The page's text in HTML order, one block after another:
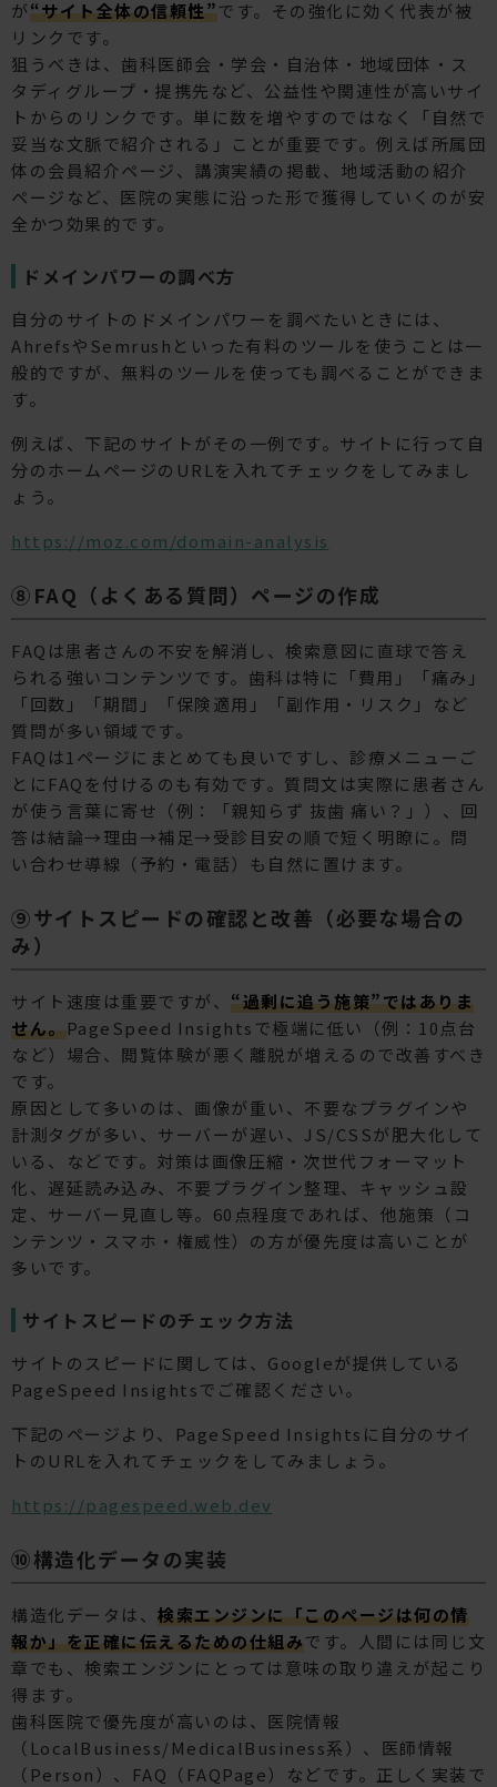
際、いま... もっと読む »
が“サイト全体の信頼性”です。その強化に効く代表が被
リンクです。
狙うべきは、歯科医師会・学会・自治体・地域団体・ス
タディグループ・提携先など、公益性や関連性が高いサイ
トからのリンクです。単に数を増やすのではなく「自然で
妥当な文脈で紹介される」ことが重要です。例えば所属団
体の会員紹介ページ、講演実績の掲載、地域活動の紹介
ページなど、医院の実態に沿った形で獲得していくのが安
全かつ効果的です。
ドメインパワーの調べ方
自分のサイトのドメインパワーを調べたいときには、
AhrefsやSemrushといった有料のツールを使うことは一
般的ですが、無料のツールを使っても調べることができま
す。
例えば、下記のサイトがその一例です。サイトに行って自
分のホームページのURLを入れてチェックをしてみまし
ょう。
https://moz.com/domain-analysis
⑧FAQ（よくある質問）ページの作成
FAQは患者さんの不安を解消し、検索意図に直球で答え
られる強いコンテンツです。歯科は特に「費用」「痛み」
「回数」「期間」「保険適用」「副作用・リスク」など
質問が多い領域です。
FAQは1ページにまとめても良いですし、診療メニューご
とにFAQを付けるのも有効です。質問文は実際に患者さん
が使う言葉に寄せ（例：「親知らず 抜歯 痛い？」）、回
答は結論→理由→補足→受診目安の順で短く明瞭に。問
い合わせ導線（予約・電話）も自然に置けます。
⑨サイトスピードの確認と改善（必要な場合の
み）
サイト速度は重要ですが、 “過剰に追う施策”ではありま
せん。PageSpeed Insightsで極端に低い（例：10点台
など）場合、閲覧体験が悪く離脱が増えるので改善すべき
です。
原因として多いのは、画像が重い、不要なプラグインや
計測タグが多い、サーバーが遅い、JS/CSSが肥大化して
いる、などです。対策は画像圧縮・次世代フォーマット
化、遅延読み込み、不要プラグイン整理、キャッシュ設
定、サーバー見直し等。60点程度であれば、他施策（コ
ンテンツ・スマホ・権威性）の方が優先度は高いことが
多いです。
サイトスピードのチェック方法
サイトのスピードに関しては、Googleが提供している
PageSpeed Insightsでご確認ください。
下記のページより、PageSpeed Insightsに自分のサイ
トのURLを入れてチェックをしてみましょう。
https://pagespeed.web.dev
⑩構造化データの実装
構造化データは、 検索エンジンに「このページは何の情
報か」を正確に伝えるための仕組みです。人間には同じ文
章でも、検索エンジンにとっては意味の取り違えが起こり
得ます。
歯科医院で優先度が高いのは、医院情報
（LocalBusiness/MedicalBusiness系）、医師情報
（Person）、FAQ（FAQPage）などです。正しく実装で